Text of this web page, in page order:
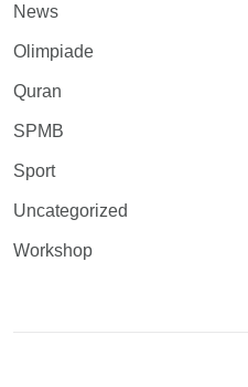
News
Olimpiade
Quran
SPMB
Sport
Uncategorized
Workshop